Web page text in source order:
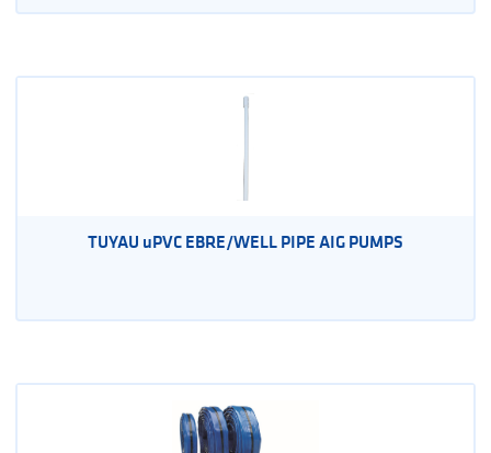
TUYAU uPVC EBRE/WELL PIPE AIG PUMPS